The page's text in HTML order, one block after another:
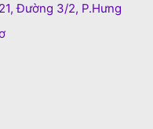
Đường 3/2, P.Hưng